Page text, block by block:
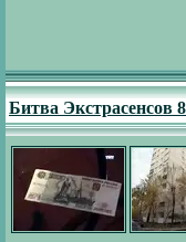
Битва Экстрасенсов